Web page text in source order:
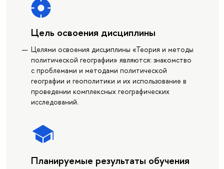
Цель освоения дисциплины
Целями освоения дисциплины «Теория и методы
политической географии» являются: знакомство
с проблемами и методами политической
географии и геополитики и их использование в
проведении комплексных географических
исследований.
Планируемые результаты обучения